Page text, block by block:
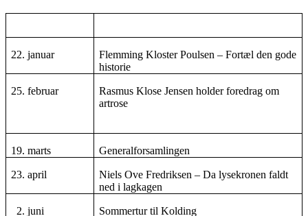
22. januar
Flemming Kloster Poulsen – Fortæl den gode
historie
25. februar
Rasmus Klose Jensen holder foredrag om
artrose
19. marts Generalforsamlingen
23. april
Niels Ove Fredriksen – Da lysekronen faldt
ned i lagkagen
2. juni Sommertur til Kolding